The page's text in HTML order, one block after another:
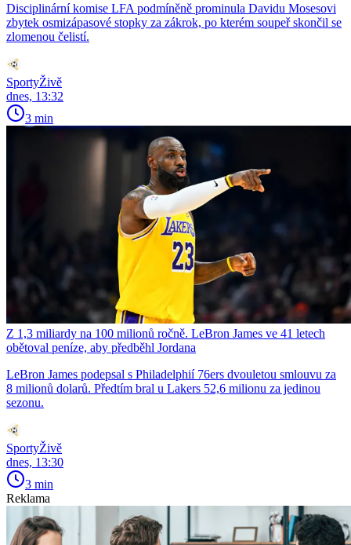
Disciplinární komise LFA podmíněně prominula Davidu Mosesovi
zbytek osmizápasové stopky za zákrok, po kterém soupeř skončil se
zlomenou čelistí.
SportyŽivě
dnes, 13:32
3 min
Z 1,3 miliardy na 100 milionů ročně. LeBron James ve 41 letech
obětoval peníze, aby předběhl Jordana
LeBron James podepsal s Philadelphií 76ers dvouletou smlouvu za
8 milionů dolarů. Předtím bral u Lakers 52,6 milionu za jedinou
sezonu.
SportyŽivě
dnes, 13:30
3 min
Reklama